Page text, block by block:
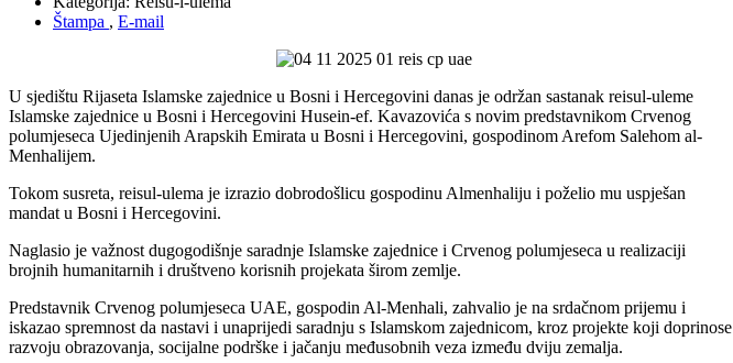
Štampa , E-mail
U sjedištu Rijaseta Islamske zajednice u Bosni i Hercegovini danas je održan sastanak reisul-uleme
Islamske zajednice u Bosni i Hercegovini Husein-ef. Kavazovića s novim predstavnikom Crvenog
polumjeseca Ujedinjenih Arapskih Emirata u Bosni i Hercegovini, gospodinom Arefom Salehom al-
Menhalijem.
Tokom susreta, reisul-ulema je izrazio dobrodošlicu gospodinu Almenhaliju i poželio mu uspješan
mandat u Bosni i Hercegovini.
Naglasio je važnost dugogodišnje saradnje Islamske zajednice i Crvenog polumjeseca u realizaciji
brojnih humanitarnih i društveno korisnih projekata širom zemlje.
Predstavnik Crvenog polumjeseca UAE, gospodin Al-Menhali, zahvalio je na srdačnom prijemu i
iskazao spremnost da nastavi i unaprijedi saradnju s Islamskom zajednicom, kroz projekte koji doprinose
razvoju obrazovanja, socijalne podrške i jačanju međusobnih veza između dviju zemalja.